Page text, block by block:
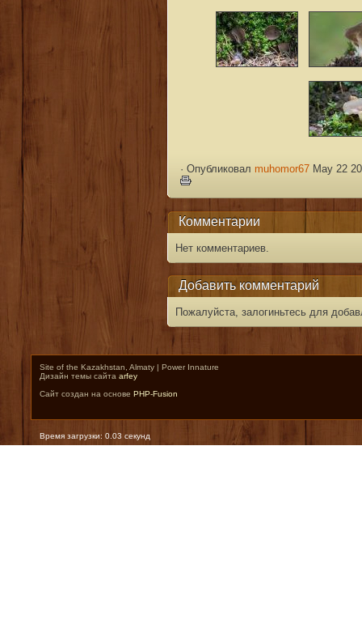
· Опубликовал muhomor67 May 22
Комментарии
Нет комментариев.
Добавить комментарий
Пожалуйста, залогиньтесь для
Site of the Kazakhstan, Almaty | Power Innature
Дизайн темы сайта arfey
Сайт создан на основе PHP-Fusion
Время загрузки: 0.03 секунд